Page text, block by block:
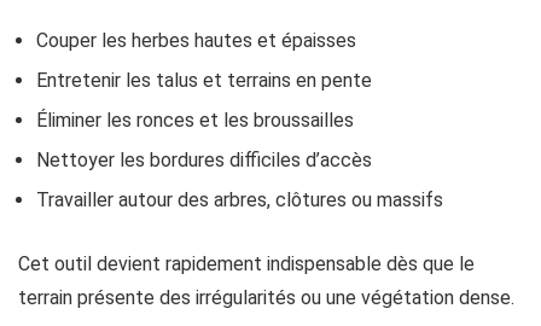
Couper les herbes hautes et épaisses
Entretenir les talus et terrains en pente
Éliminer les ronces et les broussailles
Nettoyer les bordures difficiles d’accès
Travailler autour des arbres, clôtures ou massifs
Cet outil devient rapidement indispensable dès que le
terrain présente des irrégularités ou une végétation dense.